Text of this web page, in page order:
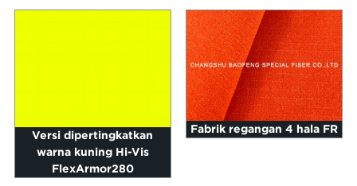
Versi dipertingkatkan
warna kuning Hi-Vis
FlexArmor280
Fabrik regangan 4 hala FR